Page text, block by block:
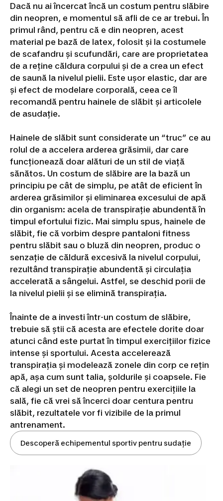
Dacă nu ai încercat încă un costum pentru slăbire
din neopren, e momentul să afli de ce ar trebui. În
primul rând, pentru că e din neopren, acest
material pe bază de latex, folosit și la costumele
de scafandru și scufundări, care are proprietatea
de a reține căldura corpului și de a crea un efect
de saună la nivelul pielii. Este ușor elastic, dar are
și efect de modelare corporală, ceea ce îl
recomandă pentru hainele de slăbit și articolele
de asudație.
Hainele de slăbit sunt considerate un “truc” ce au
rolul de a accelera arderea grăsimii, dar care
funcționează doar alături de un stil de viață
sănătos. Un costum de slăbire are la bază un
principiu pe cât de simplu, pe atât de eficient în
arderea grăsimilor și eliminarea excesului de apă
din organism: acela de transpirație abundentă în
timpul efortului fizic. Mai simplu spus, hainele de
slăbit, fie că vorbim despre pantaloni fitness
pentru slăbit sau o bluză din neopren, produc o
senzație de căldură excesivă la nivelul corpului,
rezultând transpirație abundentă și circulația
accelerată a sângelui. Astfel, se deschid porii de
la nivelul pielii și se elimină transpirația.
Înainte de a investi într-un costum de slăbire,
trebuie să știi că acesta are efectele dorite doar
atunci când este purtat în timpul exercițiilor fizice
intense și sportului. Acesta accelerează
transpirația și modelează zonele din corp ce rețin
apă, așa cum sunt talia, șoldurile și coapsele. Fie
că alegi un set de neopren pentru exercițiile la
sală, fie că vrei să încerci doar centura pentru
slăbit, rezultatele vor fi vizibile de la primul
antrenament.
Descoperă echipementul sportiv pentru sudație